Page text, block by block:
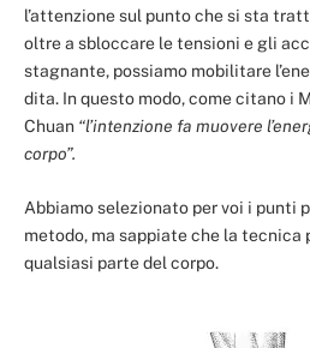
l’attenzione sul punto che si sta
oltre a sbloccare le tensioni e gli
stagnante, possiamo mobilitare
dita. In questo modo, come citano i
Chuan “l’intenzione fa muovere
corpo”.
Abbiamo selezionato per voi i punti
metodo, ma sappiate che la tecnica
qualsiasi parte del corpo.